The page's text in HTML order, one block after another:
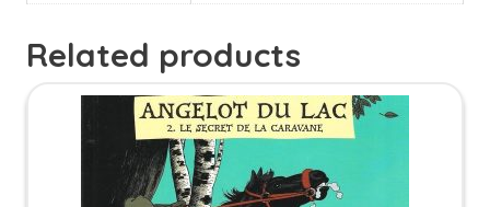
Related products